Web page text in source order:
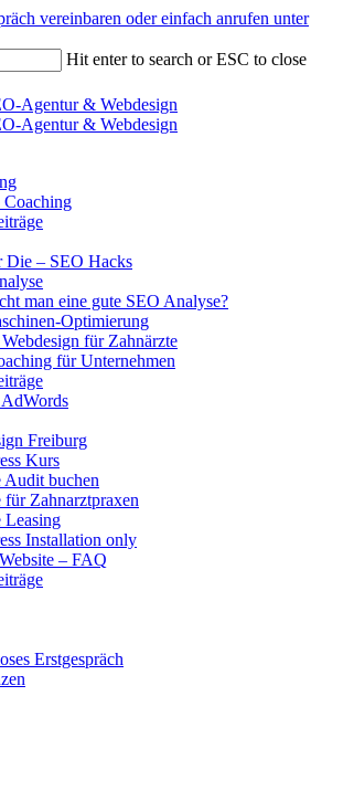
vereinbaren oder einfach anrufen unter
Hit enter to search or ESC to close
Coaching
Die – SEO Hacks
man eine gute SEO Analyse?
Optimierung
für Zahnärzte
für Unternehmen
Freiburg
Kurs
Audit buchen
für Zahnarztpraxen
Leasing
Installation only
– FAQ
Erstgespräch